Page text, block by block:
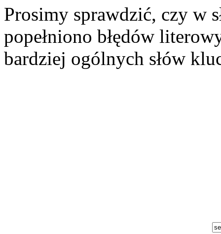
Prosimy sprawdzić, czy w
popełniono błędów
bardziej ogólnych słów